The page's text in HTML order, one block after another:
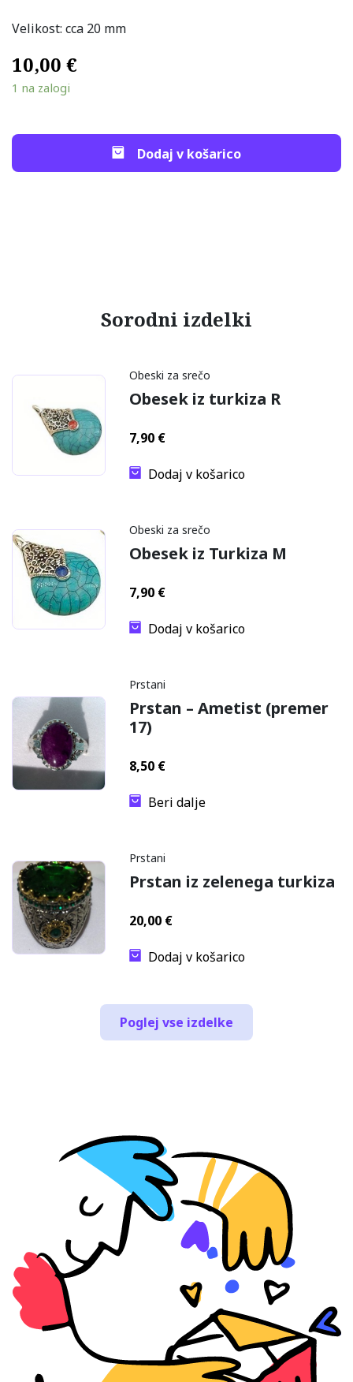
Velikost: cca 20 mm
10,00 €
1 na zalogi
Dodaj v košarico
Sorodni izdelki
Obeski za srečo
Obesek iz turkiza R
7,90 €
Dodaj v košarico
Obeski za srečo
Obesek iz Turkiza M
7,90 €
Dodaj v košarico
Prstani
Prstan – Ametist (premer
17)
8,50 €
Beri dalje
Prstani
Prstan iz zelenega turkiza
20,00 €
Dodaj v košarico
Poglej vse izdelke